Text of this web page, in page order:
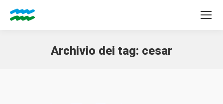
Archivio dei tag: cesar